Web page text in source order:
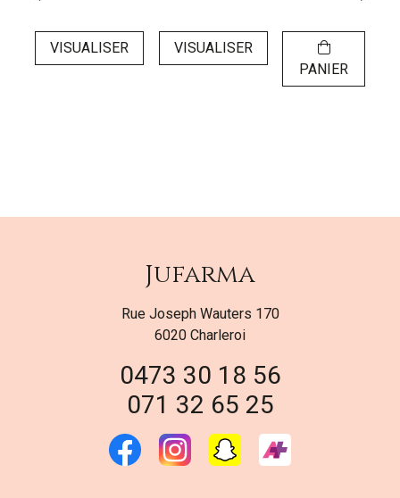
VISUALISER VISUALISER
PANIER
Jufarma
Rue Joseph Wauters 170
6020 Charleroi
0473 30 18 56
071 32 65 25